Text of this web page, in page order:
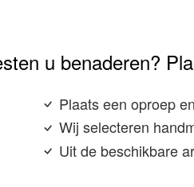
u benaderen?
Plaats een oproep
Wij selecteren
Uit de beschikbare